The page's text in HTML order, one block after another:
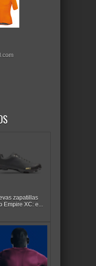
zapatillas
Empire XC: e...